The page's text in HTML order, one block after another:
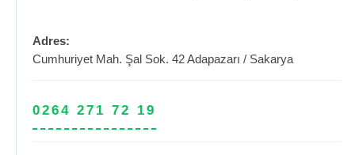
Adres:
Cumhuriyet Mah. Şal Sok. 42Adapazarı / Sakarya
0264 271 72 19